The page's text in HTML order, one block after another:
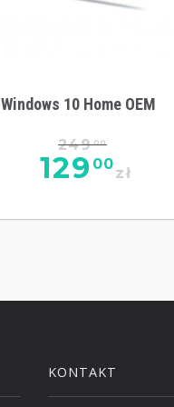
Windows 10 Home OEM
24900
129 00
zł
KONTAKT